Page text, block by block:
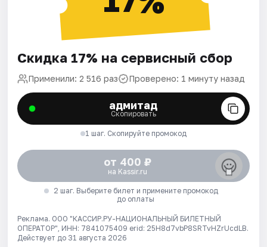
Скидка 17% на сервисный сбор
Применили: 2 516 раз Проверено: 1 минуту назад
адмитад
Скопировать
1 шаг. Скопируйте промокод
от 400 ₽
на Kassir.ru
2 шаг. Выберите билет и примените промокод
до оплаты
Реклама. ООО "КАССИР.РУ-НАЦИОНАЛЬНЫЙ БИЛЕТНЫЙ
ОПЕРАТОР", ИНН: 7841075409 erid: 25H8d7vbP8SRTvHZrUcdLB.
Действует до 31 августа 2026